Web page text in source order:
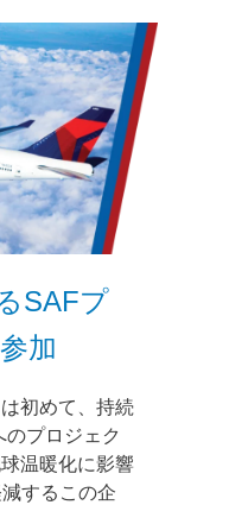
SAFプ
加
初めて、持続
プロジェク
温暖化に影響
するこの企